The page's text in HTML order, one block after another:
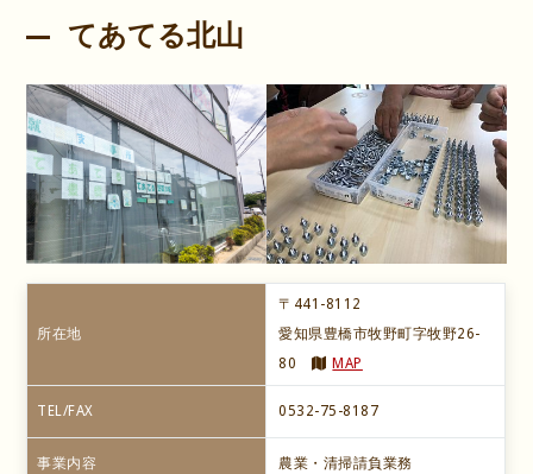
てあてる北山
所在地
〒441-8112
愛知県豊橋市牧野町字牧野26-
80
MAP
TEL/FAX 0532-75-8187
事業内容 農業・清掃請負業務